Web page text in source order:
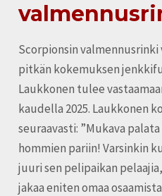
Scorpionsin
pitkän kokemuksen
Laukkonen tulee
kaudella 2025. Laukkonen
seuraavasti: ”Mukava
hommien pariin! Varsinkin
juuri sen pelipaikan
jakaa eniten omaa